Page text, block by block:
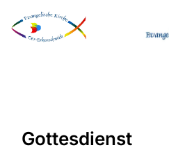
Gottesdienst